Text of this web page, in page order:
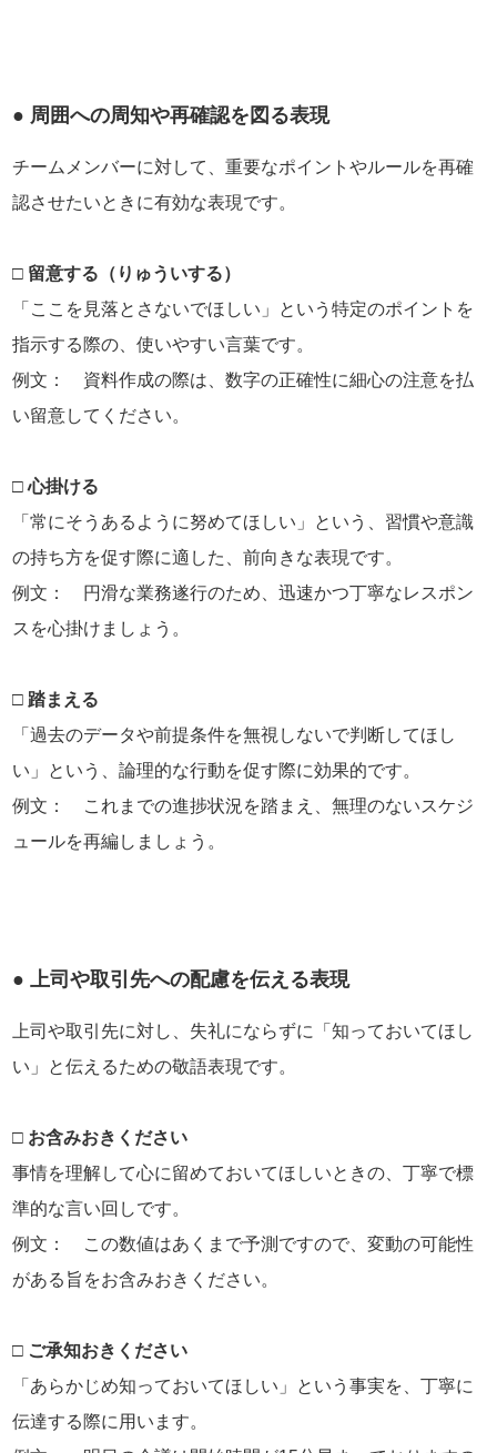
● 周囲への周知や再確認を図る表現
チームメンバーに対して、重要なポイントやルールを再確
認させたいときに有効な表現です。
□ 留意する（りゅういする）
「ここを見落とさないでほしい」という特定のポイントを
指示する際の、使いやすい言葉です。
例文： 資料作成の際は、数字の正確性に細心の注意を払
い留意してください。
□ 心掛ける
「常にそうあるように努めてほしい」という、習慣や意識
の持ち方を促す際に適した、前向きな表現です。
例文： 円滑な業務遂行のため、迅速かつ丁寧なレスポン
スを心掛けましょう。
□ 踏まえる
「過去のデータや前提条件を無視しないで判断してほし
い」という、論理的な行動を促す際に効果的です。
例文： これまでの進捗状況を踏まえ、無理のないスケジ
ュールを再編しましょう。
● 上司や取引先への配慮を伝える表現
上司や取引先に対し、失礼にならずに「知っておいてほし
い」と伝えるための敬語表現です。
□ お含みおきください
事情を理解して心に留めておいてほしいときの、丁寧で標
準的な言い回しです。
例文： この数値はあくまで予測ですので、変動の可能性
がある旨をお含みおきください。
□ ご承知おきください
「あらかじめ知っておいてほしい」という事実を、丁寧に
伝達する際に用います。